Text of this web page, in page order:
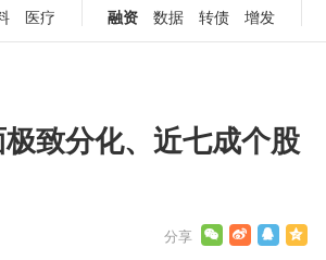
医疗
融资
数据 转债 增发
致分化、近七成个股